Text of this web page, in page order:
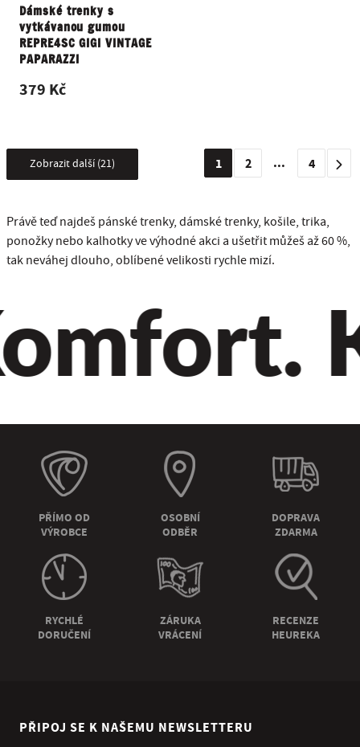
Dámské trenky s
vytkávanou gumou
REPRE4SC GIGI VINTAGE
PAPARAZZI
379 Kč
Zobrazit další (21) 1 2 ... 4
Právě teď najdeš pánské trenky, dámské trenky, košile, trika,
ponožky nebo kalhotky ve výhodné akci a ušetřit můžeš až 60 %,
tak neváhej dlouho, oblíbené velikosti rychle mizí.
PŘÍMO OD
VÝROBCE
OSOBNÍ
ODBĚR
DOPRAVA
ZDARMA
RYCHLÉ
DORUČENÍ
ZÁRUKA
VRÁCENÍ
RECENZE
HEUREKA
PŘIPOJ SE K NAŠEMU NEWSLETTERU